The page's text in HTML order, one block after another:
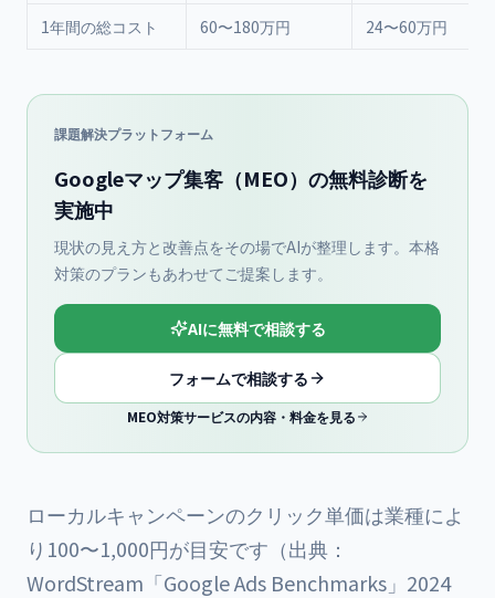
1年間の総コスト 60〜180万円 24〜60万円
課題解決プラットフォーム
Googleマップ集客（MEO）の無料診断を
実施中
現状の見え方と改善点をその場でAIが整理します。本格
対策のプランもあわせてご提案します。
AIに無料で相談する
フォームで相談する
MEO対策サービスの内容・料金を見る
ローカルキャンペーンのクリック単価は業種によ
り100〜1,000円が目安です（出典：
WordStream「Google Ads Benchmarks」2024